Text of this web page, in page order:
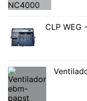
CLP WEG